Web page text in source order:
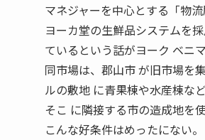
マネジャーを中心とする「物
ヨーカ堂の生鮮品システムを
ているという話がヨーク ベニ
同市場は、郡山市 が旧市場を
ルの敷地 に青果棟や水産棟な
そこ に隣接する市の造成地を
こんな好条件はめったにない。